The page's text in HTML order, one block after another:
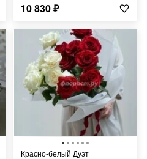
10 830₽
Красно-белый Дуэт